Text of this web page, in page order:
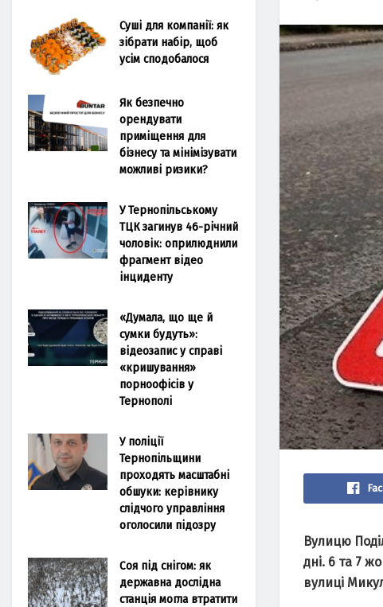
Вулицю
дні. 6 тa 7
вулиці
Суші для компанії: як
зібрати набір, щоб
усім сподобалося
Як безпечно
орендувати
приміщення для
бізнесу та мінімізувати
можливі ризики?
У Тернопільському
ТЦК загинув 46-річний
чоловік: оприлюднили
фрагмент відео
інциденту
«Думала, що ще й
сумки будуть»:
відеозапис у справі
«кришування»
порноофісів у
Тернополі
У поліції
Тернопільщини
проходять масштабні
обшуки: керівнику
слідчого управління
оголосили підозру
Соя під снігом: як
державна дослідна
станція могла втратити